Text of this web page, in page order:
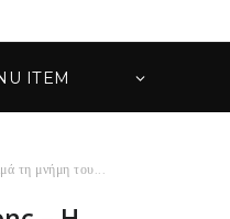
ITEM
τη μνήμη του...